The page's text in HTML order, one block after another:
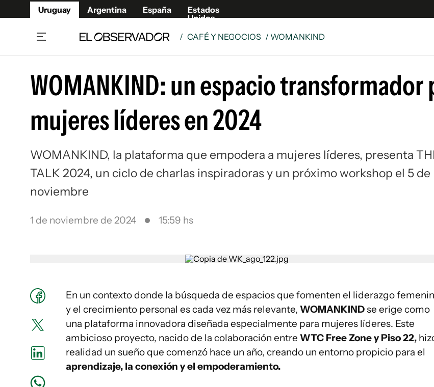
Uruguay Argentina España
Estados
Unidos
Member
Beneficios Member
Nacional
Economía y Empresas
Agro
Brand Studio
Cultura y Espectáculos
Fúnebres
Remates y Legales
Ediciones especiales
Newsletters
Argentina
Ahora en:
Montevideo
13°C
Lluvia Ligera
Mín10° Máx 12°
/ CAFÉ Y NEGOCIOS / WOMANKIND
WOMANKIND: un espacio transformador
mujeres líderes en 2024
WOMANKIND, la plataforma que empodera a mujeres líderes, presenta
TALK 2024, un ciclo de charlas inspiradoras y un próximo workshop el 5 de
noviembre
1 de noviembre de 2024 15:59 hs
En un contexto donde la búsqueda de espacios que fomenten el liderazgo
y el crecimiento personal es cada vez más relevante, WOMANKINDse erige como
una plataforma innovadora diseñada especialmente para mujeres líderes. Este
ambicioso proyecto, nacido de la colaboración entre WTC Free Zone y Piso 22,
realidad un sueño que comenzó hace un año, creando un entorno propicio para el
aprendizaje, la conexión y el empoderamiento.